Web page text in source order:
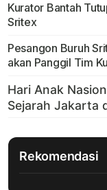
Kurator Bantah
Sritex
Pesangon Buruh
akan Panggil Tim
Rekomendasi